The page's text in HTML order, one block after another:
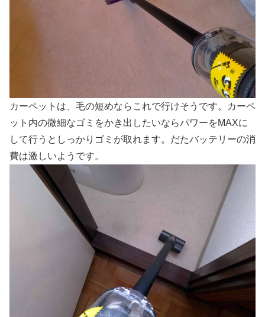
カーペットは、毛の短めならこれで行けそうです。カーペ
ット内の微細なゴミをかき出したいならパワーをMAXに
して行うとしっかりゴミが取れます。だたバッテリーの消
費は激しいようです。